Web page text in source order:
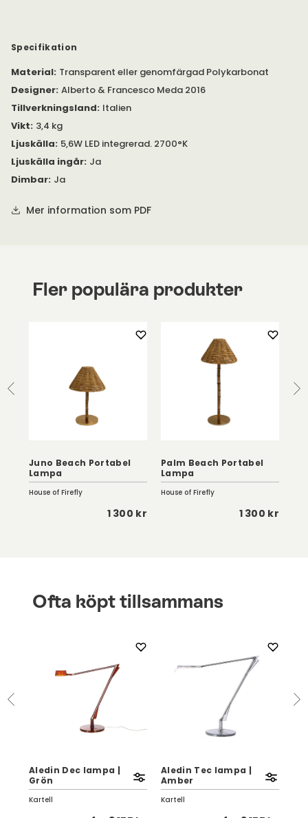
kännetecknas av två aluminiumstänger utrustade med en
Armaturen har en bra ljusstyrka på 600 lm och bidrar till stora
generationens LED-lampor med 5,6 W LED, integrerad ljuskälla
som ej behöver ej bytas.
Specifikation
Material: Transparent eller genomfärgad Polykarbonat
Designer: Alberto & Francesco Meda 2016
Tillverkningsland: Italien
Vikt: 3,4 kg
Ljuskälla: 5,6W LED integrerad. 2700°K
Ljuskälla ingår: Ja
Dimbar: Ja
Mer information som PDF
Fler populära produkter
Juno Beach Portabel
Lampa
House of Firefly
1 300 kr
Palm Beach Portabel
Lampa
House of Firefly
1 300 kr
Ofta köpt tillsammans
Aledin Dec lampa |
Grön
Kartell
Aledin Tec lampa |
Amber
Kartell